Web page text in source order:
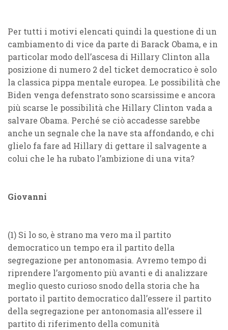
Per tutti i motivi elencati quindi la questione di un
cambiamento di vice da parte di Barack Obama, e in
particolar modo dell’ascesa di Hillary Clinton alla
posizione di numero 2 del ticket democratico è solo
la classica pippa mentale europea. Le possibilità che
Biden venga defenstrato sono scarsissime e ancora
più scarse le possibilità che Hillary Clinton vada a
salvare Obama. Perché se ciò accadesse sarebbe
anche un segnale che la nave sta affondando, e chi
glielo fa fare ad Hillary di gettare il salvagente a
colui che le ha rubato l’ambizione di una vita?
Giovanni
(1) Si lo so, è strano ma vero ma il partito
democratico un tempo era il partito della
segregazione per antonomasia. Avremo tempo di
riprendere l’argomento più avanti e di analizzare
meglio questo curioso snodo della storia che ha
portato il partito democratico dall’essere il partito
della segregazione per antonomasia all’essere il
partito di riferimento della comunità